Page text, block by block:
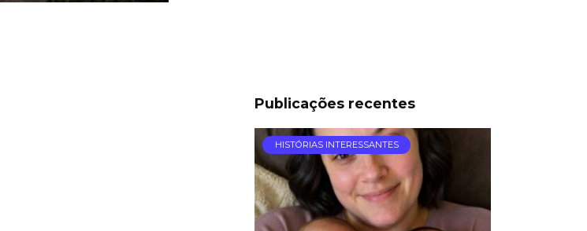
Publicações recentes
HISTÓRIAS INTERESSANTES